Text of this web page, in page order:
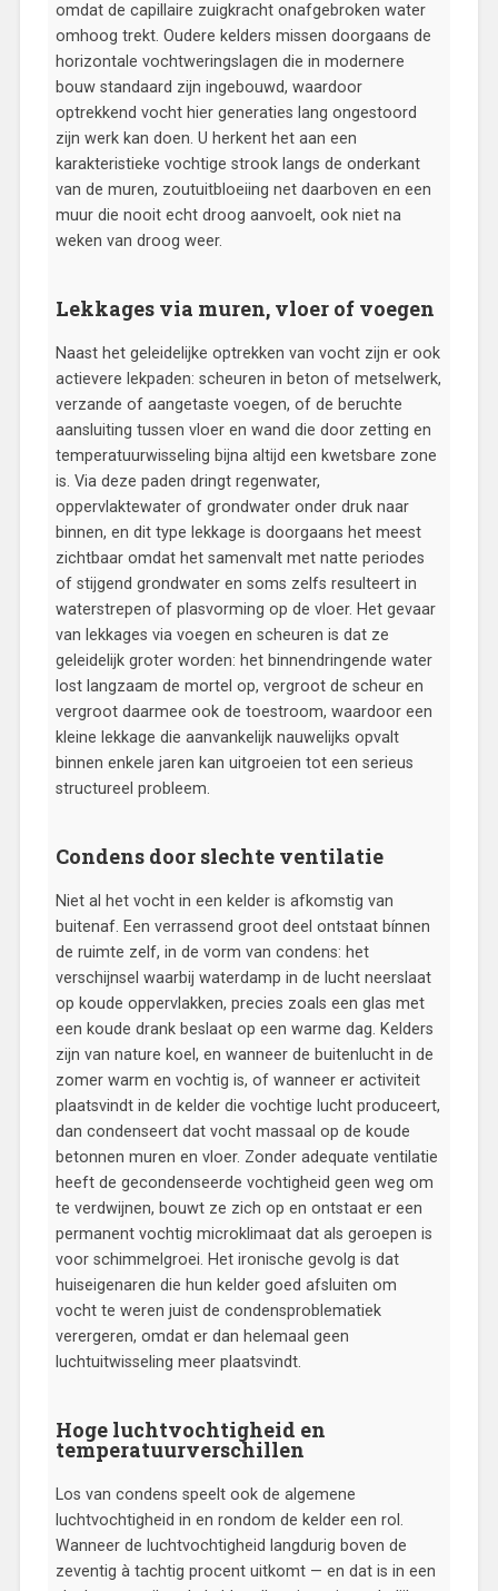
omdat de capillaire zuigkracht onafgebroken water
omhoog trekt. Oudere kelders missen doorgaans de
horizontale vochtweringslagen die in modernere
bouw standaard zijn ingebouwd, waardoor
optrekkend vocht hier generaties lang ongestoord
zijn werk kan doen. U herkent het aan een
karakteristieke vochtige strook langs de onderkant
van de muren, zoutuitbloeiing net daarboven en een
muur die nooit echt droog aanvoelt, ook niet na
weken van droog weer.
Lekkages via muren, vloer of voegen
Naast het geleidelijke optrekken van vocht zijn er ook
actievere lekpaden: scheuren in beton of metselwerk,
verzande of aangetaste voegen, of de beruchte
aansluiting tussen vloer en wand die door zetting en
temperatuurwisseling bijna altijd een kwetsbare zone
is. Via deze paden dringt regenwater,
oppervlaktewater of grondwater onder druk naar
binnen, en dit type lekkage is doorgaans het meest
zichtbaar omdat het samenvalt met natte periodes
of stijgend grondwater en soms zelfs resulteert in
waterstrepen of plasvorming op de vloer. Het gevaar
van lekkages via voegen en scheuren is dat ze
geleidelijk groter worden: het binnendringende water
lost langzaam de mortel op, vergroot de scheur en
vergroot daarmee ook de toestroom, waardoor een
kleine lekkage die aanvankelijk nauwelijks opvalt
binnen enkele jaren kan uitgroeien tot een serieus
structureel probleem.
Condens door slechte ventilatie
Niet al het vocht in een kelder is afkomstig van
buitenaf. Een verrassend groot deel ontstaat bínnen
de ruimte zelf, in de vorm van condens: het
verschijnsel waarbij waterdamp in de lucht neerslaat
op koude oppervlakken, precies zoals een glas met
een koude drank beslaat op een warme dag. Kelders
zijn van nature koel, en wanneer de buitenlucht in de
zomer warm en vochtig is, of wanneer er activiteit
plaatsvindt in de kelder die vochtige lucht produceert,
dan condenseert dat vocht massaal op de koude
betonnen muren en vloer. Zonder adequate ventilatie
heeft de gecondenseerde vochtigheid geen weg om
te verdwijnen, bouwt ze zich op en ontstaat er een
permanent vochtig microklimaat dat als geroepen is
voor schimmelgroei. Het ironische gevolg is dat
huiseigenaren die hun kelder goed afsluiten om
vocht te weren juist de condensproblematiek
verergeren, omdat er dan helemaal geen
luchtuitwisseling meer plaatsvindt.
Hoge luchtvochtigheid en
temperatuurverschillen
Los van condens speelt ook de algemene
luchtvochtigheid in en rondom de kelder een rol.
Wanneer de luchtvochtigheid langdurig boven de
zeventig à tachtig procent uitkomt — en dat is in een